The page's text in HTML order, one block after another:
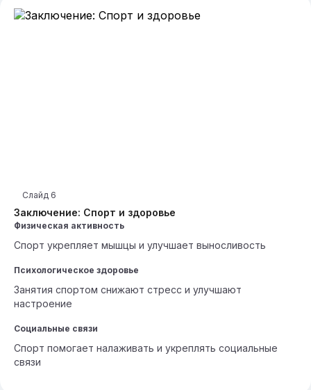
Заключение: Спорт и здоровье
Слайд 6
Физическая активность
Спорт укрепляет мышцы и улучшает выносливость
Психологическое здоровье
Занятия спортом снижают стресс и улучшают
настроение
Социальные связи
Спорт помогает налаживать и укреплять социальные
связи